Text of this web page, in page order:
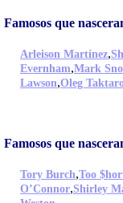
Famosos que
Arleison Martínez,
Evernham,Mark
Lawson,Oleg
Famosos que
Tory Burch,Too
O’Connor,Shirley